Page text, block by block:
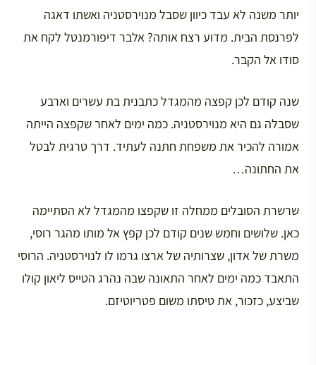
יותר משנה לא עבד כיוון שסבל מנוירסטניה ואשתו דאגה
לפרנסת הבית. מדוע רצח אותה? אלבר דיפורמנטל לקח את
סודו אל הקבר.
שנה קודם לכן קפצה מהמגדל כתבנית בת עשרים וארבע
שסבלה גם היא מנוירסטניה. כמה ימים לאחר שקפצה הייתה
אמורה להכיר את משפחת חתנה לעתיד. דרך טרגית לבטל
את החתונה…
שרשרת הסובלים ממחלה זו שקפצו מהמגדל לא הסתיימה
כאן. שלושים וחמש שנים קודם לכן קפץ אל מותו מהגר רוסי,
משרת של אדון, שצרותיה של ארצו גרמו לו לנוירסטניה. הרוסי
התאבד כמה ימים לאחר התאונה שבה נהרג הטייס ליאון קולו
שביצע, כזכור, את טיסתו משום פטריוטיזם.